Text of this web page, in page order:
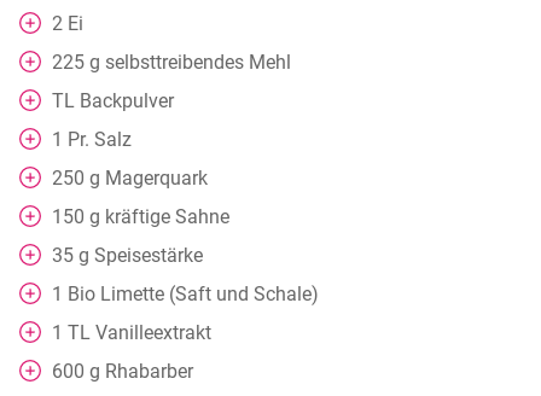
2 Ei
225 g selbsttreibendes Mehl
TL Backpulver
1 Pr. Salz
250 g Magerquark
150 g kräftige Sahne
35 g Speisestärke
1 Bio Limette (Saft und Schale)
1 TL Vanilleextrakt
600 g Rhabarber